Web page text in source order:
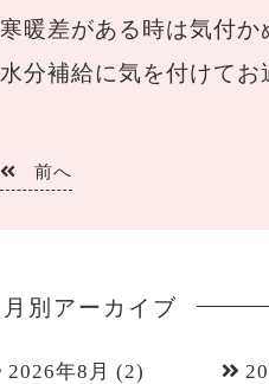
寒暖差がある時は気付か
水分補給に気を付けてお
前へ
月別アーカイブ
2026年8月 (2)